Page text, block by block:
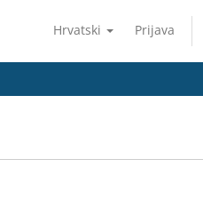
Hrvatski Prijava